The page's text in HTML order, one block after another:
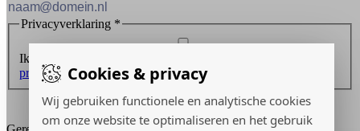
Cookies & privacy
Wij gebruiken functionele en analytische cookies
om onze website te optimaliseren en het gebruik
Privacyverklaring *
Ik ontvang graag de nieuwsbrief en ga akkoord met de
privacyverklaring.
Inschrijven